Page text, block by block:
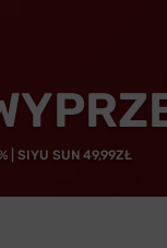
| SIYU SUN 49,99ZŁ